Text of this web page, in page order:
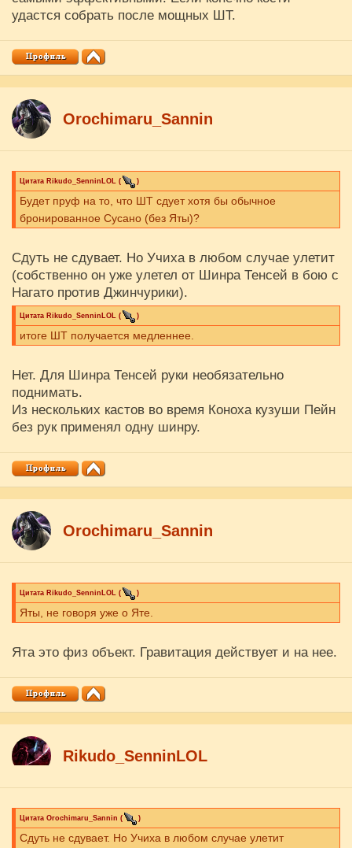
удастся собрать после мощных ШТ.
Orochimaru_Sannin
Цитата Rikudo_SenninLOL ( )
Будет пруф на то, что ШТ сдует хотя бы обычное
бронированное Сусано (без Яты)?
Сдуть не сдувает. Но Учиха в любом случае улетит
(собственно он уже улетел от Шинра Тенсей в бою с
Нагато против Джинчурики).
Цитата Rikudo_SenninLOL ( )
итоге ШТ получается медленнее.
Нет. Для Шинра Тенсей руки необязательно
поднимать.
Из нескольких кастов во время Коноха кузуши Пейн
без рук применял одну шинру.
Orochimaru_Sannin
Цитата Rikudo_SenninLOL ( )
Яты, не говоря уже о Яте.
Ята это физ объект. Гравитация действует и на нее.
Rikudo_SenninLOL
Цитата Orochimaru_Sannin ( )
Сдуть не сдувает. Но Учиха в любом случае улетит